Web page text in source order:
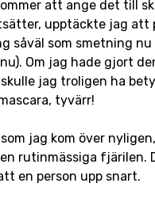
att ange det till
upptäckte jag att
såväl som smetning
Om jag hade gjort
skulle jag troligen ha
tyvärr!
som jag kom över
rutinmässiga fjärilen.
en person upp snart.